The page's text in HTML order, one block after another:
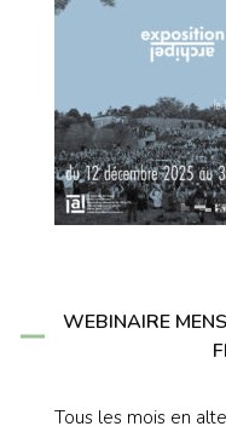
WEBINAIRE
Tous les mois en